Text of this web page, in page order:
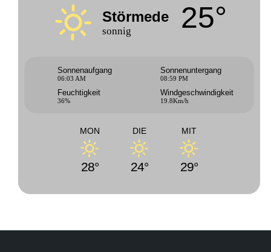
Störmede
sonnig 25°
Sonnenaufgang
06:03 AM
Sonnenuntergang
08:59 PM
Feuchtigkeit
36%
Windgeschwindigkeit
19.8Km/h
MON
28°
DIE
24°
MIT
29°